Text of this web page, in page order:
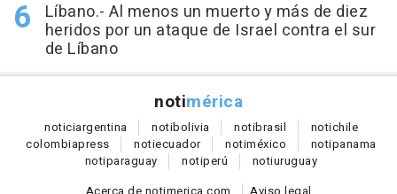
Líbano.- Al menos un muerto y más de diez
heridos por un ataque de Israel contra el sur
de Líbano
notimérica
noticiargentina notibolivia notibrasil notichile
colombiapress notiecuador notiméxico notipanama
notiparaguay notiperú notiuruguay